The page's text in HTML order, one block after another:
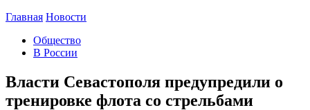
Главная Новости
Общество
В России
Власти Севастополя предупредили о
тренировке флота со стрельбами